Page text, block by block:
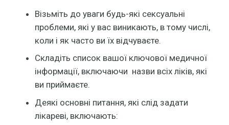
Візьміть до уваги будь-які сексуальні
проблеми, які у вас виникають, в тому числі,
коли і як часто ви їх відчуваєте.
Складіть список вашої ключової медичної
інформації, включаючи назви всіх ліків, які
ви приймаєте.
Деякі основні питання, які слід задати
лікареві, включають: